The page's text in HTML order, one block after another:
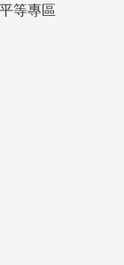
等專區